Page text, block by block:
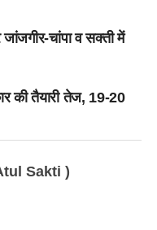
जांजगीर-चांपा व सक्ती में
की तैयारी तेज, 19-20
Sakti )